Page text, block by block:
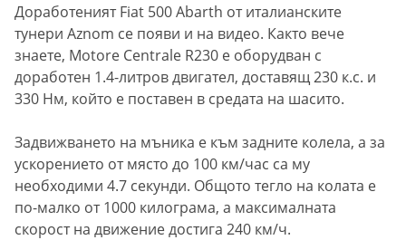
Доработеният Fiat 500 Abarth от италианските
тунери Aznom се появи и на видео. Както вече
знаете, Motore Centrale R230 е оборудван с
доработен 1.4-литров двигател, доставящ 230 к.с. и
330 Нм, който е поставен в средата на шасито.
Задвижването на мъника е към задните колела, а за
ускорението от място до 100 км/час са му
необходими 4.7 секунди. Общото тегло на колата е
по-малко от 1000 килограма, а максималната
скорост на движение достига 240 км/ч.